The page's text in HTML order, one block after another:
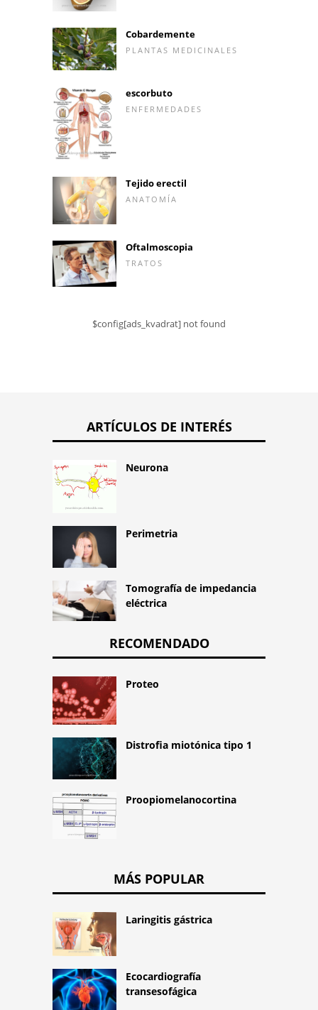
Cobardemente
PLANTAS MEDICINALES
escorbuto
ENFERMEDADES
Tejido erectil
ANATOMÍA
Oftalmoscopia
TRATOS
$config[ads_kvadrat] not found
ARTÍCULOS DE INTERÉS
Neurona
Perimetria
Tomografía de impedancia
eléctrica
RECOMENDADO
Proteo
Distrofia miotónica tipo 1
Proopiomelanocortina
MÁS POPULAR
Laringitis gástrica
Ecocardiografía
transesofágica